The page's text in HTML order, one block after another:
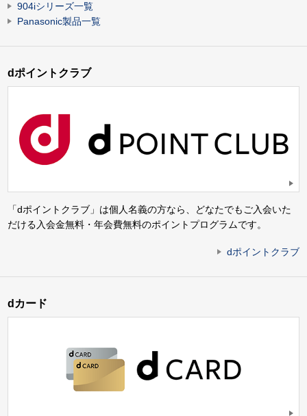
904iシリーズ一覧
Panasonic製品一覧
dポイントクラブ
「dポイントクラブ」は個人名義の方なら、どなたでもご入会いた
だける入会金無料・年会費無料のポイントプログラムです。
dポイントクラブ
dカード